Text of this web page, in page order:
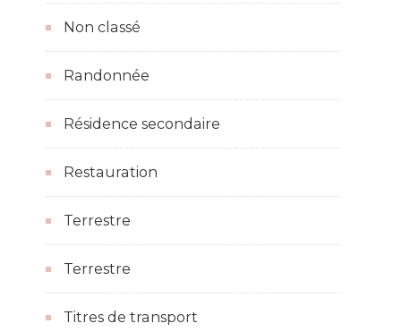
Non classé
Randonnée
Résidence secondaire
Restauration
Terrestre
Terrestre
Titres de transport